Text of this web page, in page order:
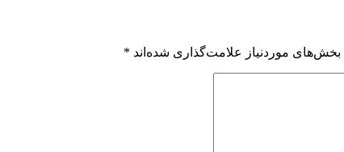
بخش‌های موردنیاز علامت‌گذاری شده‌اند *